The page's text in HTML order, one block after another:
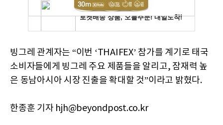
빙그레 관계자는 “이번 ‘THAIFEX’ 참가를 계기로 태국
소비자들에게 빙그레 주요 제품들을 알리고, 잠재력 높
은 동남아시아 시장 진출을 확대할 것”이라고 밝혔다.
한종훈 기자 hjh@beyondpost.co.kr